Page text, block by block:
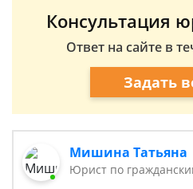
Консультация
Ответ на сайте в
Задать
Мишина Татьяна
Юрист по